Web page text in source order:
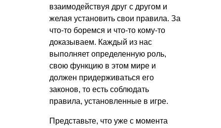
взаимодействуя друг с другом и
желая установить свои правила. За
что-то боремся и что-то кому-то
доказываем. Каждый из нас
выполняет определенную роль,
свою функцию в этом мире и
должен придерживаться его
законов, то есть соблюдать
правила, установленные в игре.
Представьте, что уже с момента